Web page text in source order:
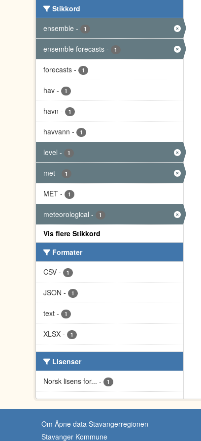
Stikkord
ensemble - 1
ensemble forecasts - 1
forecasts - 1
hav - 1
havn - 1
havvann - 1
level - 1
met - 1
MET - 1
meteorological - 1
Vis flere Stikkord
Formater
CSV - 1
JSON - 1
text - 1
XLSX - 1
Lisenser
Norsk lisens for... - 1
Om Åpne data Stavangerregionen
Stavanger Kommune